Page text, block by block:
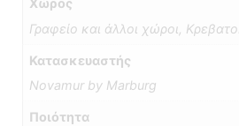
Χώρος
Γραφείο και άλλοι χώροι,
Κατασκευαστής
Novamur by Marburg
Ποιότητα